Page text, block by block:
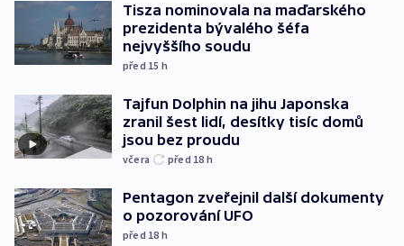
Tisza nominovala na maďarského
prezidenta bývalého šéfa
nejvyššího soudu
před 15 h
Tajfun Dolphin na jihu Japonska
zranil šest lidí, desítky tisíc domů
jsou bez proudu
včera před 18 h
Pentagon zveřejnil další dokumenty
o pozorování UFO
před 18 h